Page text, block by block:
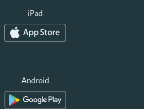
iPad
Android